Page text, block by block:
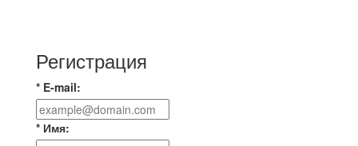
Регистрация
* E-mail:
* Имя: